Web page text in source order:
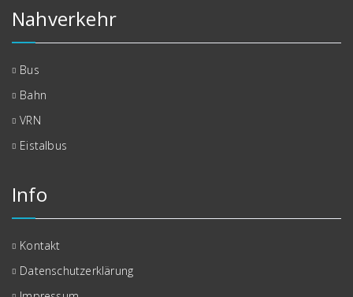
Nahverkehr
Bus
Bahn
VRN
Eistalbus
Info
Kontakt
Datenschutzerklärung